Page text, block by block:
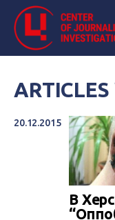
20.12.2015
В